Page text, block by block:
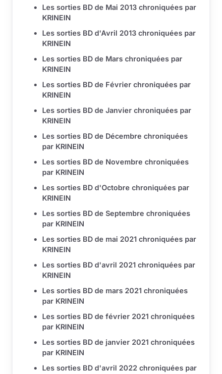
Les sorties BD de Mai 2013 chroniquées par
KRINEIN
Les sorties BD d'Avril 2013 chroniquées par
KRINEIN
Les sorties BD de Mars chroniquées par
KRINEIN
Les sorties BD de Février chroniquées par
KRINEIN
Les sorties BD de Janvier chroniquées par
KRINEIN
Les sorties BD de Décembre chroniquées
par KRINEIN
Les sorties BD de Novembre chroniquées
par KRINEIN
Les sorties BD d'Octobre chroniquées par
KRINEIN
Les sorties BD de Septembre chroniquées
par KRINEIN
Les sorties BD de mai 2021 chroniquées par
KRINEIN
Les sorties BD d'avril 2021 chroniquées par
KRINEIN
Les sorties BD de mars 2021 chroniquées
par KRINEIN
Les sorties BD de février 2021 chroniquées
par KRINEIN
Les sorties BD de janvier 2021 chroniquées
par KRINEIN
Les sorties BD d'avril 2022 chroniquées par